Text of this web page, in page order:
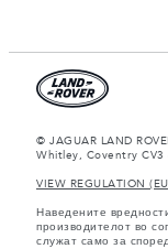
© JAGUAR LAND
Whitley, Coventry CV3
VIEW REGULATION
Наведените
производителот во
служат само за